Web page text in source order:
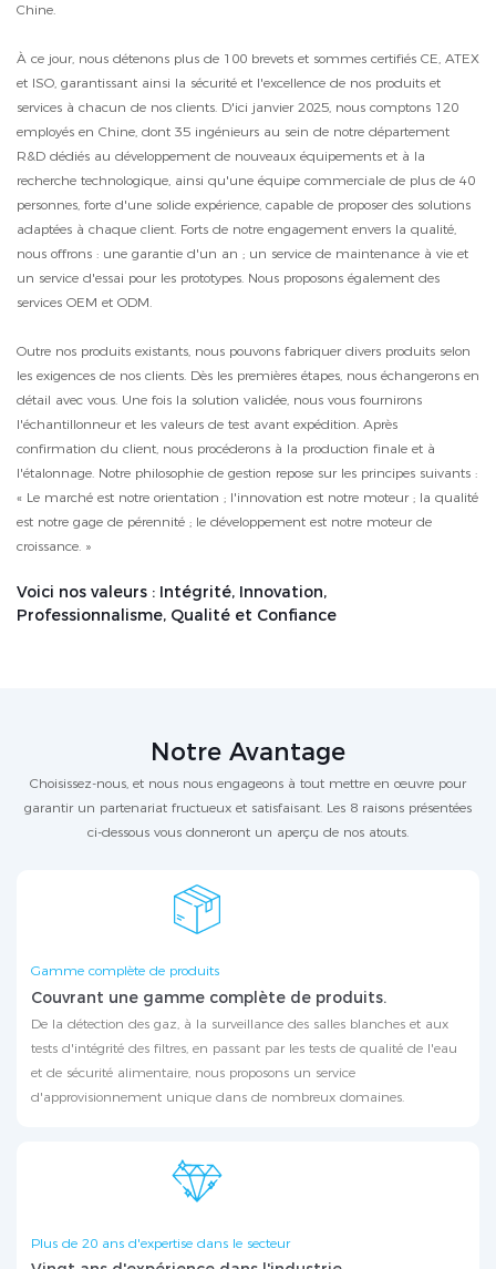
Chine.
À ce jour, nous détenons plus de 100 brevets et sommes certifiés CE, ATEX
et ISO, garantissant ainsi la sécurité et l'excellence de nos produits et
services à chacun de nos clients. D'ici janvier 2025, nous comptons 120
employés en Chine, dont 35 ingénieurs au sein de notre département
R&D dédiés au développement de nouveaux équipements et à la
recherche technologique, ainsi qu'une équipe commerciale de plus de 40
personnes, forte d'une solide expérience, capable de proposer des solutions
adaptées à chaque client. Forts de notre engagement envers la qualité,
nous offrons : une garantie d'un an ; un service de maintenance à vie et
un service d'essai pour les prototypes. Nous proposons également des
services OEM et ODM.
Outre nos produits existants, nous pouvons fabriquer divers produits selon
les exigences de nos clients. Dès les premières étapes, nous échangerons en
détail avec vous. Une fois la solution validée, nous vous fournirons
l'échantillonneur et les valeurs de test avant expédition. Après
confirmation du client, nous procéderons à la production finale et à
l'étalonnage. Notre philosophie de gestion repose sur les principes suivants :
« Le marché est notre orientation ; l'innovation est notre moteur ; la qualité
est notre gage de pérennité ; le développement est notre moteur de
croissance. »
Voici nos valeurs : Intégrité, Innovation,
Professionnalisme, Qualité et Confiance
Notre Avantage
Choisissez-nous, et nous nous engageons à tout mettre en œuvre pour
garantir un partenariat fructueux et satisfaisant. Les 8 raisons présentées
ci-dessous vous donneront un aperçu de nos atouts.
Gamme complète de produits
Couvrant une gamme complète de produits.
De la détection des gaz, à la surveillance des salles blanches et aux
tests d'intégrité des filtres, en passant par les tests de qualité de l'eau
et de sécurité alimentaire, nous proposons un service
d'approvisionnement unique dans de nombreux domaines.
Plus de 20 ans d'expertise dans le secteur